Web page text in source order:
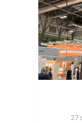
27